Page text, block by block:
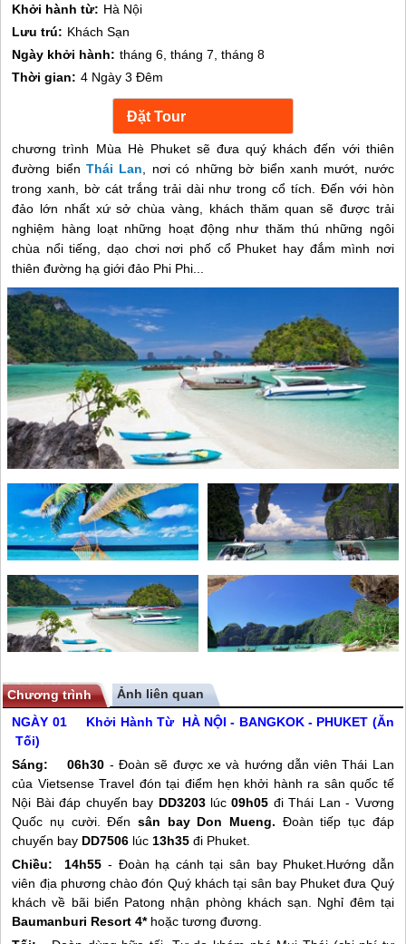
Khởi hành từ: Hà Nội
Lưu trú: Khách Sạn
Ngày khởi hành: tháng 6, tháng 7, tháng 8
Thời gian: 4 Ngày 3 Đêm
chương trình Mùa Hè Phuket sẽ đưa quý khách đến với thiên
đường biểnThái Lan , nơi có những bờ biển xanh mướt, nước
trong xanh, bờ cát trắng trải dài như trong cổ tích. Đến với hòn
đảo lớn nhất xứ sở chùa vàng, khách thăm quan sẽ được trải
nghiệm hàng loạt những hoạt động như thăm thú những ngôi
chùa nổi tiếng, dạo chơi nơi phố cổ Phuket hay đắm mình nơi
thiên đường hạ giới đảo Phi Phi...
Chương trình
Ảnh liên quan
NGÀY 01 Khởi Hành Từ HÀ NỘI - BANGKOK - PHUKET (Ăn
Tối)
Sáng:
06h30 - Đoàn sẽ được xe và hướng dẫn viên Thái Lan
của Vietsense Travel đón tại điểm hẹn khởi hành ra sân quốc tế
Nội Bài đáp chuyến bay DD3203lúc09h05 đi Thái Lan - Vương
Quốc nụ cười. Đến sân bay Don Mueng. Đoàn tiếp tục đáp
chuyến bay DD7506 lúc 13h35 đi Phuket.
Chiều:
14h55 - Đoàn hạ cánh tại sân bay Phuket.Hướng dẫn
viên địa phương chào đón Quý khách tại sân bay Phuket đưa Quý
khách về bãi biển Patong nhận phòng khách sạn. Nghỉ đêm tại
Baumanburi Resort 4*hoặc tương đương.